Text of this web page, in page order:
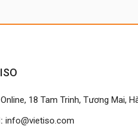
18 Tam Trinh, Tương Mai,
info@vietiso.com